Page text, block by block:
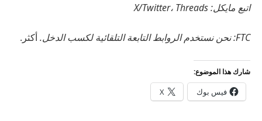
اتبع مايكل: X/Twitter، Threads
FTC: نحن نستخدم الروابط التابعة التلقائية لكسب الدخل. أكثر.
شارك هذا الموضوع:
فيس بوك X